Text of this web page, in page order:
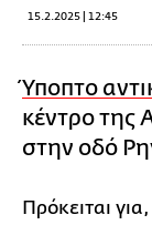
15.2.2025 | 12:45
Ύποπτο
κέντρο της
στην οδό
Πρόκειται